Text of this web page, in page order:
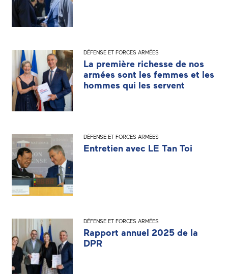
DÉFENSE ET FORCES ARMÉES
La première richesse de nos
armées sont les femmes et les
hommes qui les servent
DÉFENSE ET FORCES ARMÉES
Entretien avec LE Tan Toi
DÉFENSE ET FORCES ARMÉES
Rapport annuel 2025 de la
DPR